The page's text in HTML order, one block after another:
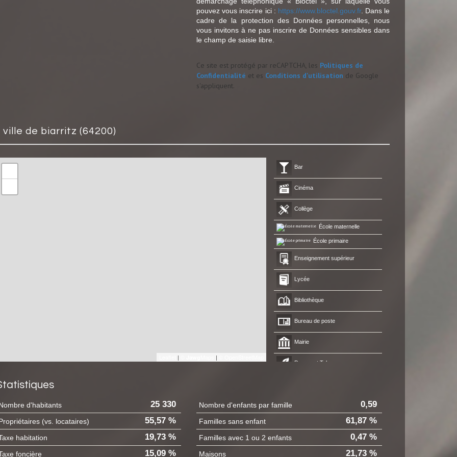
pouvez vous inscrire ici : https://www.bloctel.gouv.fr. Dans le
cadre de la protection des Données personnelles, nous
vous invitons à ne pas inscrire de Données sensibles dans
le champ de saisie libre.
Ce site est protégé par reCAPTCHA, les Politiques de
Confidentialité et es Conditions d'utilisation de Google
s'appliquent.
ville de biarritz (64200)
| |
Bar
Cinéma
Collège
École maternelle
École primaire
Enseignement supérieur
Lycée
Bibliothèque
Bureau de poste
Mairie
Presse et Tabac
Statistiques
d'habitants 25 330
(vs. locataires) 55,57 %
habitation 19,73 %
foncière 15,09 %
Nombre d'enfants par famille 0,59
Familles sans enfant 61,87 %
Familles avec 1 ou 2 enfants 0,47 %
Maisons 21,73 %